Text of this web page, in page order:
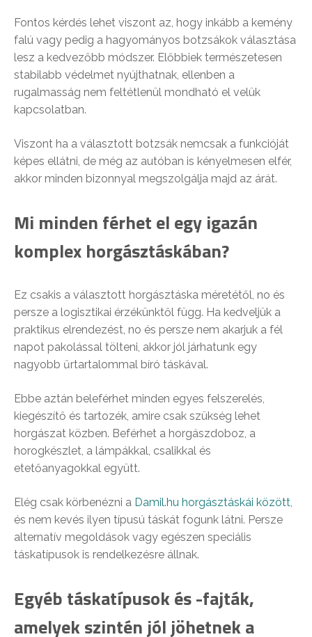
Fontos kérdés lehet viszont az, hogy inkább a kemény
falú vagy pedig a hagyományos botzsákok választása
lesz a kedvezőbb módszer. Előbbiek természetesen
stabilabb védelmet nyújthatnak, ellenben a
rugalmasság nem feltétlenül mondható el velük
kapcsolatban.
Viszont ha a választott botzsák nemcsak a funkcióját
képes ellátni, de még az autóban is kényelmesen elfér,
akkor minden bizonnyal megszolgálja majd az árát.
Mi minden férhet el egy igazán
komplex horgásztáskában?
Ez csakis a választott horgásztáska méretétől, no és
persze a logisztikai érzékünktől függ. Ha kedveljük a
praktikus elrendezést, no és persze nem akarjuk a fél
napot pakolással tölteni, akkor jól járhatunk egy
nagyobb űrtartalommal bíró táskával.
Ebbe aztán beleférhet minden egyes felszerelés,
kiegészítő és tartozék, amire csak szükség lehet
horgászat közben. Beférhet a horgászdoboz, a
horogkészlet, a lámpákkal, csalikkal és
etetőanyagokkal együtt.
Elég csak körbenézni a Damil.hu horgásztáskái között,
és nem kevés ilyen típusú táskát fogunk látni. Persze
alternatív megoldások vagy egészen speciális
táskatípusok is rendelkezésre állnak.
Egyéb táskatípusok és -fajták,
amelyek szintén jól jöhetnek a